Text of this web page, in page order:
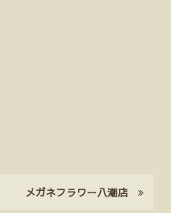
メガネフラワー八潮店